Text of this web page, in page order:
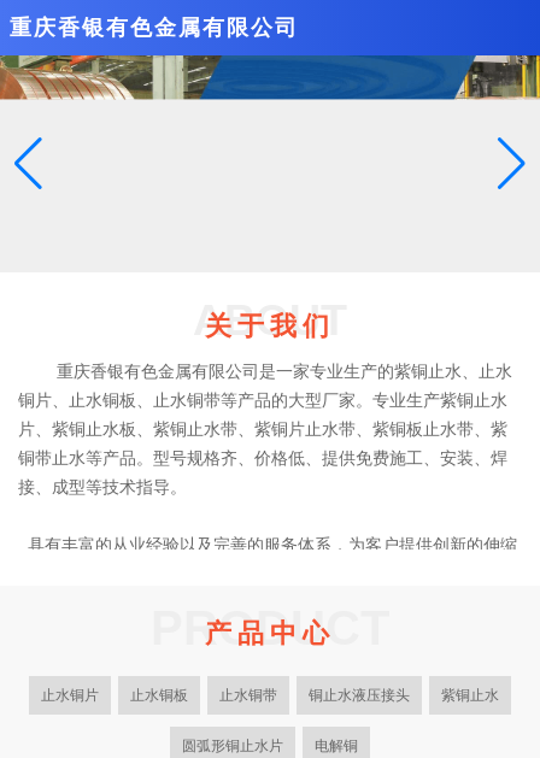
重庆香银有色金属有限公司
ABOUT
关于我们
重庆香银有色金属有限公司是一家专业生产的紫铜止水、止水
铜片、止水铜板、止水铜带等产品的大型厂家。专业生产紫铜止水
片、紫铜止水板、紫铜止水带、紫铜片止水带、紫铜板止水带、紫
铜带止水等产品。型号规格齐、价格低、提供免费施工、安装、焊
接、成型等技术指导。
具有丰富的从业经验以及完善的服务体系，为客户提供创新的伸缩
格齐全，适合不同客户的需求，以及止水铜片成型机的设计与制
造。
PRODUCT
产品中心
止水铜片 止水铜板 止水铜带 铜止水液压接头 紫铜止水
圆弧形铜止水片 电解铜